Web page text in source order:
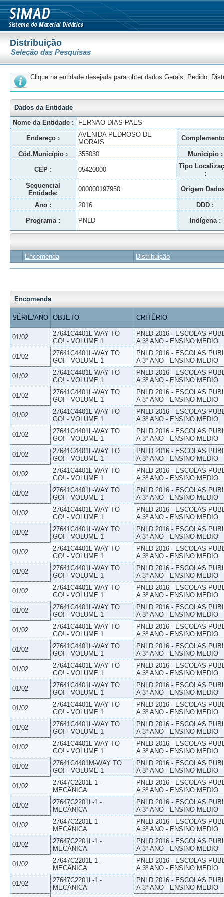
Distribuição
Seleção das Pesquisas
Clique na entidade desejada para obter dados Gerais, Pedido,
Dados da Entidade
Nome da Entidade :
FERNAO DIAS PAES
Endereço :
AVENIDA PEDROSO DE
MORAIS
Cód.Município : 355030 Município :
CEP : 05420000
Tipo
:
Sequencial
Entidade:
000000197950 Origem
Ano : 2016 DDD :
Programa : PNLD Indígena :
Encomenda Distribuição
Encomenda
SÉRIE/ANO OBJETO CRITÉRIO
01/02
27641C4401L-WAY TO
GO! - VOLUME 1
PNLD 2016 - ESCOLAS
A 3º ANO - ENSINO MEDIO
01/02
27641C4401L-WAY TO
GO! - VOLUME 1
PNLD 2016 - ESCOLAS
A 3º ANO - ENSINO MEDIO
01/02
27641C4401L-WAY TO
GO! - VOLUME 1
PNLD 2016 - ESCOLAS
A 3º ANO - ENSINO MEDIO
01/02
27641C4401L-WAY TO
GO! - VOLUME 1
PNLD 2016 - ESCOLAS
A 3º ANO - ENSINO MEDIO
01/02
27641C4401L-WAY TO
GO! - VOLUME 1
PNLD 2016 - ESCOLAS
A 3º ANO - ENSINO MEDIO
01/02
27641C4401L-WAY TO
GO! - VOLUME 1
PNLD 2016 - ESCOLAS
A 3º ANO - ENSINO MEDIO
01/02
27641C4401L-WAY TO
GO! - VOLUME 1
PNLD 2016 - ESCOLAS
A 3º ANO - ENSINO MEDIO
01/02
27641C4401L-WAY TO
GO! - VOLUME 1
PNLD 2016 - ESCOLAS
A 3º ANO - ENSINO MEDIO
01/02
27641C4401L-WAY TO
GO! - VOLUME 1
PNLD 2016 - ESCOLAS
A 3º ANO - ENSINO MEDIO
01/02
27641C4401L-WAY TO
GO! - VOLUME 1
PNLD 2016 - ESCOLAS
A 3º ANO - ENSINO MEDIO
01/02
27641C4401L-WAY TO
GO! - VOLUME 1
PNLD 2016 - ESCOLAS
A 3º ANO - ENSINO MEDIO
01/02
27641C4401L-WAY TO
GO! - VOLUME 1
PNLD 2016 - ESCOLAS
A 3º ANO - ENSINO MEDIO
01/02
27641C4401L-WAY TO
GO! - VOLUME 1
PNLD 2016 - ESCOLAS
A 3º ANO - ENSINO MEDIO
01/02
27641C4401L-WAY TO
GO! - VOLUME 1
PNLD 2016 - ESCOLAS
A 3º ANO - ENSINO MEDIO
01/02
27641C4401L-WAY TO
GO! - VOLUME 1
PNLD 2016 - ESCOLAS
A 3º ANO - ENSINO MEDIO
01/02
27641C4401L-WAY TO
GO! - VOLUME 1
PNLD 2016 - ESCOLAS
A 3º ANO - ENSINO MEDIO
01/02
27641C4401L-WAY TO
GO! - VOLUME 1
PNLD 2016 - ESCOLAS
A 3º ANO - ENSINO MEDIO
01/02
27641C4401L-WAY TO
GO! - VOLUME 1
PNLD 2016 - ESCOLAS
A 3º ANO - ENSINO MEDIO
01/02
27641C4401L-WAY TO
GO! - VOLUME 1
PNLD 2016 - ESCOLAS
A 3º ANO - ENSINO MEDIO
01/02
27641C4401L-WAY TO
GO! - VOLUME 1
PNLD 2016 - ESCOLAS
A 3º ANO - ENSINO MEDIO
01/02
27641C4401L-WAY TO
GO! - VOLUME 1
PNLD 2016 - ESCOLAS
A 3º ANO - ENSINO MEDIO
01/02
27641C4401L-WAY TO
GO! - VOLUME 1
PNLD 2016 - ESCOLAS
A 3º ANO - ENSINO MEDIO
01/02
27641C4401M-WAY TO
GO! - VOLUME 1
PNLD 2016 - ESCOLAS
A 3º ANO - ENSINO MEDIO
01/02
27647C2201L-1 -
MECÂNICA
PNLD 2016 - ESCOLAS
A 3º ANO - ENSINO MEDIO
01/02
27647C2201L-1 -
MECÂNICA
PNLD 2016 - ESCOLAS
A 3º ANO - ENSINO MEDIO
01/02
27647C2201L-1 -
MECÂNICA
PNLD 2016 - ESCOLAS
A 3º ANO - ENSINO MEDIO
01/02
27647C2201L-1 -
MECÂNICA
PNLD 2016 - ESCOLAS
A 3º ANO - ENSINO MEDIO
01/02
27647C2201L-1 -
MECÂNICA
PNLD 2016 - ESCOLAS
A 3º ANO - ENSINO MEDIO
01/02
27647C2201L-1 -
MECÂNICA
PNLD 2016 - ESCOLAS
A 3º ANO - ENSINO MEDIO